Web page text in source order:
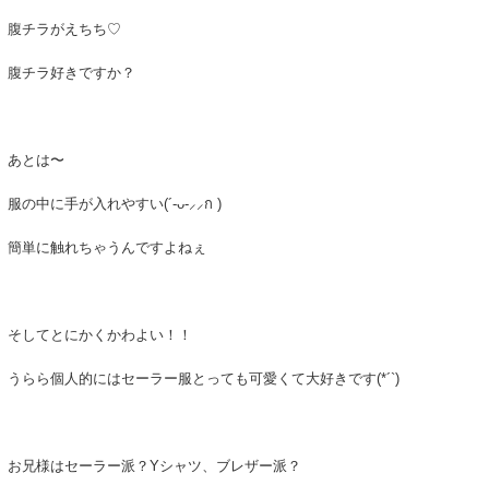
腹チラがえちち♡
腹チラ好きですか？
あとは〜
服の中に手が入れやすい(´-ᴗ-⸝⸝ก )︎
簡単に触れちゃうんですよねぇ
そしてとにかくかわよい！！
うらら個人的にはセーラー服とっても可愛くて大好きです(*´`)
お兄様はセーラー派？Yシャツ、ブレザー派？